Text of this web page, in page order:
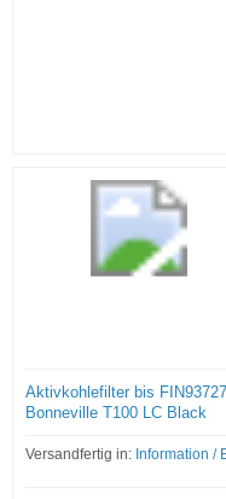
Aktivkohlefilter bis
Bonneville T100 LC Black
Versandfertig in: Information /